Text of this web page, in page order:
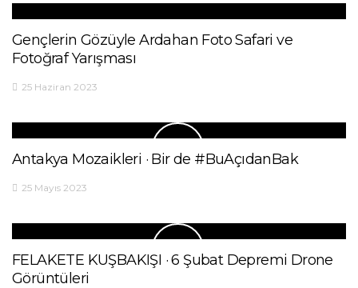
Gençlerin Gözüyle Ardahan Foto Safari ve
Fotoğraf Yarışması
25 Haziran 2023
Antakya Mozaikleri · Bir de #BuAçıdanBak
25 Mayıs 2023
FELAKETE KUŞBAKIŞI · 6 Şubat Depremi Drone
Görüntüleri